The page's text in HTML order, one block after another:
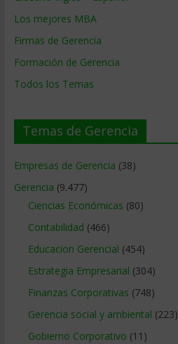
Los mejores MBA
Firmas de Gerencia
Formación de Gerencia
Todos los Temas
Temas de Gerencia
Empresas de Gerencia (38)
Gerencia (9.477)
Ciencias Económicas (80)
Contabilidad (466)
Educacion Gerencial (454)
Estrategia Empresarial (304)
Finanzas Corporativas (748)
Gerencia social y ambiental (223)
Gobierno Corporativo (11)